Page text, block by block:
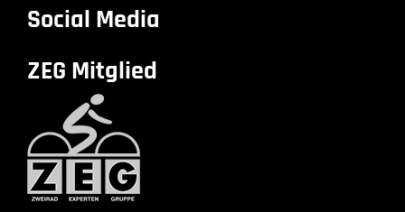
Social Media
ZEG Mitglied